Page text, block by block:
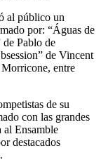
al público un
por: “Águas de
Pablo de
de Vincent
entre
de su
con las grandes
al Ensamble
destacados